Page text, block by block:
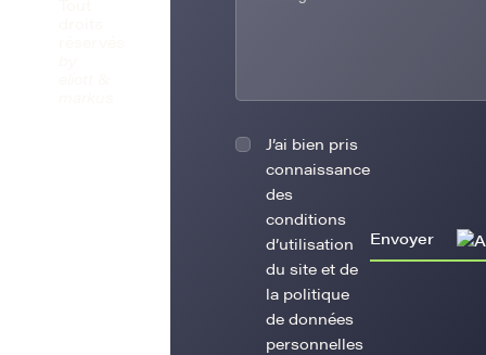
J’ai bien pris
connaissance
des
conditions
d’utilisation
du site et de
la politique
de données
personnelles
Envoyer